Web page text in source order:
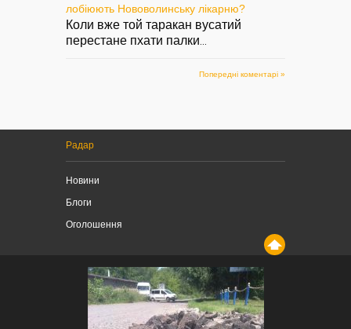
лобіюють Нововолинську лікарню?
Коли вже той таракан вусатий
перестане пхати палки
Попередні коментарі »
Радар
Новини
Блоги
Оголошення